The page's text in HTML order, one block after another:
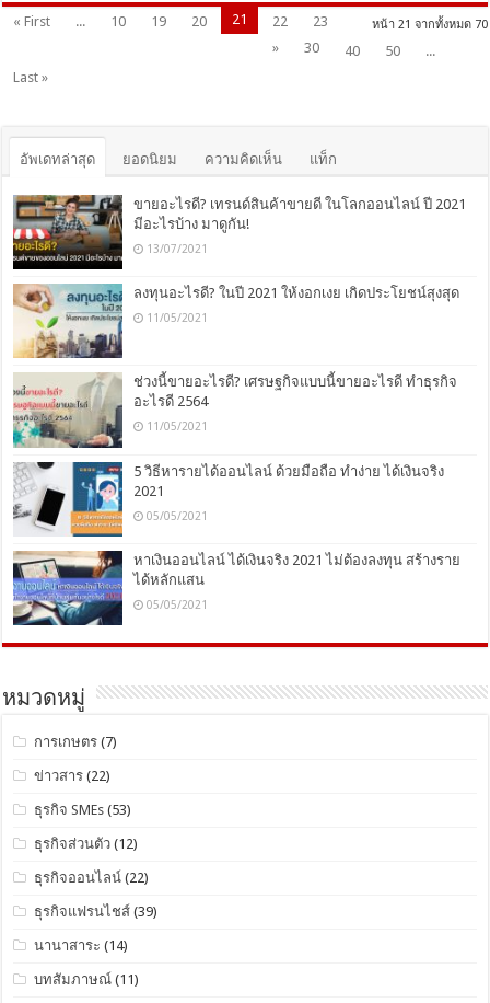
หน้า 21 จากทั้งหมด 70
« First ... 10 19 20 21 22
23
»
30 40 50
...
Last »
อัพเดทล่าสุด ยอดนิยม ความคิดเห็น แท็ก
ขายอะไรดี? เทรนด์สินค้าขายดี ในโลกออนไลน์ ปี 2021
มีอะไรบ้าง มาดูกัน!
13/07/2021
ลงทุนอะไรดี? ในปี 2021 ให้งอกเงย เกิดประโยชน์สุงสุด
11/05/2021
ช่วงนี้ขายอะไรดี? เศรษฐกิจแบบนี้ขายอะไรดี ทำธุรกิจ
อะไรดี 2564
11/05/2021
5 วิธีหารายได้ออนไลน์ ด้วยมือถือ ทำง่าย ได้เงินจริง
2021
05/05/2021
หาเงินออนไลน์ ได้เงินจริง 2021 ไม่ต้องลงทุน สร้างราย
ได้หลักแสน
05/05/2021
หมวดหมู่
การเกษตร (7)
ข่าวสาร (22)
ธุรกิจ SMEs (53)
ธุรกิจส่วนตัว (12)
ธุรกิจออนไลน์ (22)
ธุรกิจแฟรนไชส์ (39)
นานาสาระ (14)
บทสัมภาษณ์ (11)